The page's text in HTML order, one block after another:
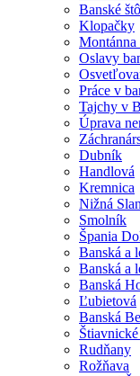
Banské
Klopačky
Montánna
Oslavy
Práce v
Tajchy v
Úprava
Dubník
Handlová
Kremnica
Nižná
Smolník
Špania
Banská a
Banská a
Banská
Ľubietová
Banská
Rudňany
Rožňava